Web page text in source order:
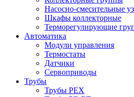
Насосно-смесительные
Шкафы коллекторные
Терморегулирующие
Автоматика
Модули управления
Термостаты
Датчики
Сервоприводы
Трубы
Трубы PEX